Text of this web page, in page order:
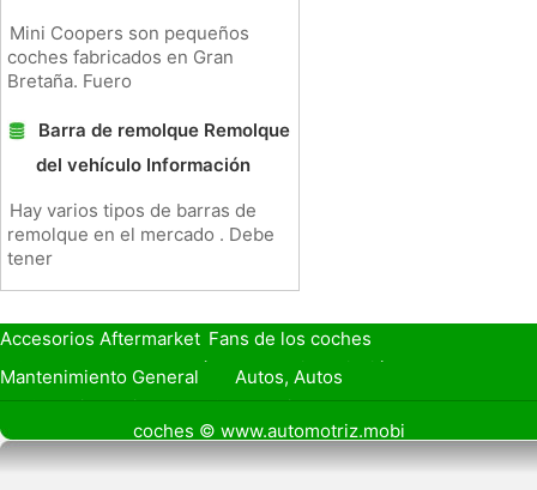
Mini Coopers son pequeños
coches fabricados en Gran
Bretaña. Fuero
Barra de remolque Remolque
del vehículo Información
Hay varios tipos de barras de
remolque en el mercado . Debe
tener
Accesorios Aftermarket Fans de los coches
Seguro de Coche
Préstamos y Financiación
Mantenimiento General
Autos, Autos
Seguridad Vial
Combustibles
Vender Mi Cochecoches © www.automotriz.mobi